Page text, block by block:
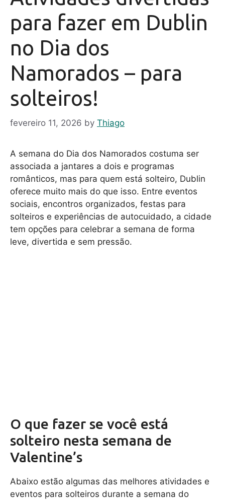
para fazer em Dublin
no Dia dos
Namorados – para
solteiros!
fevereiro 11, 2026 by Thiago
A semana do Dia dos Namorados costuma ser
associada a jantares a dois e programas
românticos, mas para quem está solteiro, Dublin
oferece muito mais do que isso. Entre eventos
sociais, encontros organizados, festas para
solteiros e experiências de autocuidado, a cidade
tem opções para celebrar a semana de forma
leve, divertida e sem pressão.
O que fazer se você está
solteiro nesta semana de
Valentine’s
Abaixo estão algumas das melhores atividades e
eventos para solteiros durante a semana do